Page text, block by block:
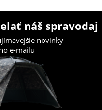
náš spravodaj
novinky
e-mailu